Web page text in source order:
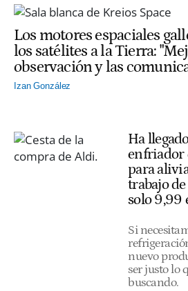
Los motores espaciales
los satélites a la Tierra:
observación y las
Izan González
Ha
enfriador
para
trabajo
solo 9,99
Si
nuevo
ser justo lo
buscando.